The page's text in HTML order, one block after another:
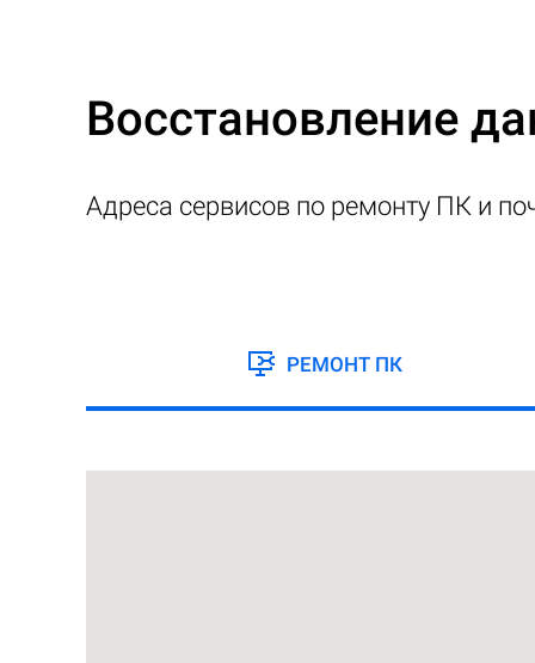
Восстановление
Адреса сервисов по ремонту ПК и
РЕМОНТ ПК